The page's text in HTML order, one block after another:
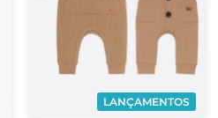
LANÇAMENTOS